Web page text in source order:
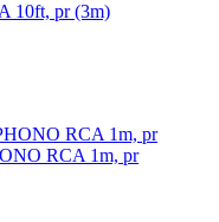
10ft, pr (3m)
RCA 1m, pr